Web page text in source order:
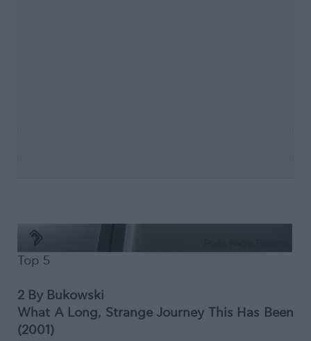
Top 5
2 By Bukowski
What A Long, Strange Journey This Has Been
(2001)